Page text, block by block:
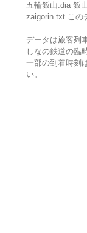
五輪飯山.dia 飯
zaigorin.txt この
データは旅客列
しなの鉄道の臨
一部の到着時刻
い。